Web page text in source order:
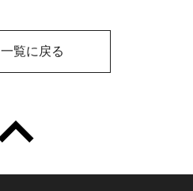
一覧に戻る